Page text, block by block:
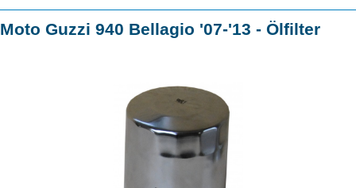
Moto Guzzi 940 Bellagio '07-'13 - Ölfilter